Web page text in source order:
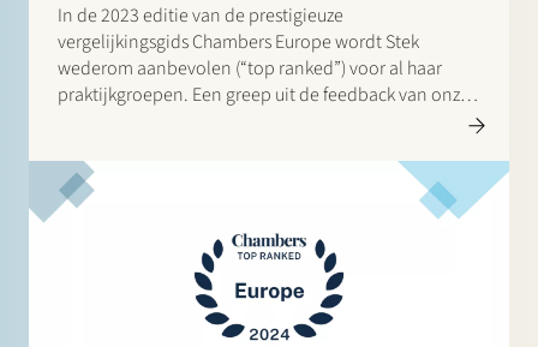
In de 2023 editie van de prestigieuze
vergelijkingsgids Chambers Europe wordt Stek
wederom aanbevolen (“top ranked”) voor al haar
praktijkgroepen. Een greep uit de feedback van onze
cliënten en vakgenoten: “The service level and quality
“It…